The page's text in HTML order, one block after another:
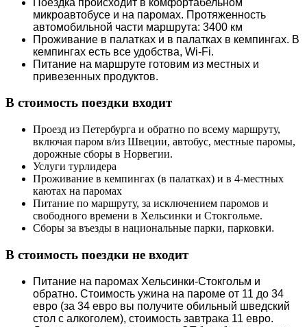
микроавтобусе и на паромах. Протяженность
автомобильной части маршрута: 3400 км
Проживание в палатках и в палатках в кемпингах. В
кемпингах есть все удобства, Wi-Fi.
Питание на маршруте готовим из местных и
привезенных продуктов.
В стоимость поездки входит
Проезд из Петербурга и обратно по всему маршруту,
включая паром в/из Швеции, автобус, местные паромы,
дорожные сборы в Норвегии.
Услуги турлидера
Проживание в кемпингах (в палатках) и в 4-местных
каютах на паромах
Питание по маршруту, за исключением паромов и
свободного времени в Хельсинки и Стокгольме.
Сборы за въезды в национальные парки, парковки.
В стоимость поездки не входит
Питание на паромах Хельсинки-Стокгольм и
обратно. Стоимость ужина на пароме от 11 до 34
евро (за 34 евро вы получите обильный шведский
стол с алкоголем), стоимость завтрака 11 евро.